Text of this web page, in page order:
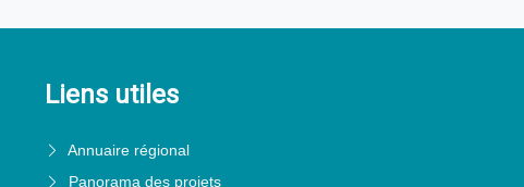
Liens utiles
Annuaire régional
Panorama des projets